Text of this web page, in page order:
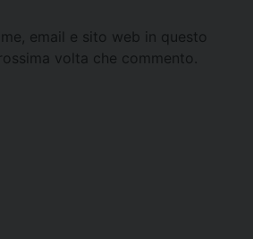
email e sito web in questo
volta che commento.